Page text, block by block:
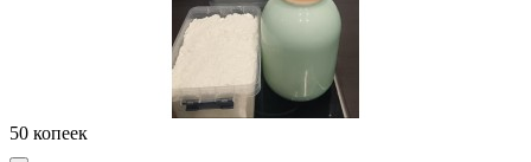
50 копеек